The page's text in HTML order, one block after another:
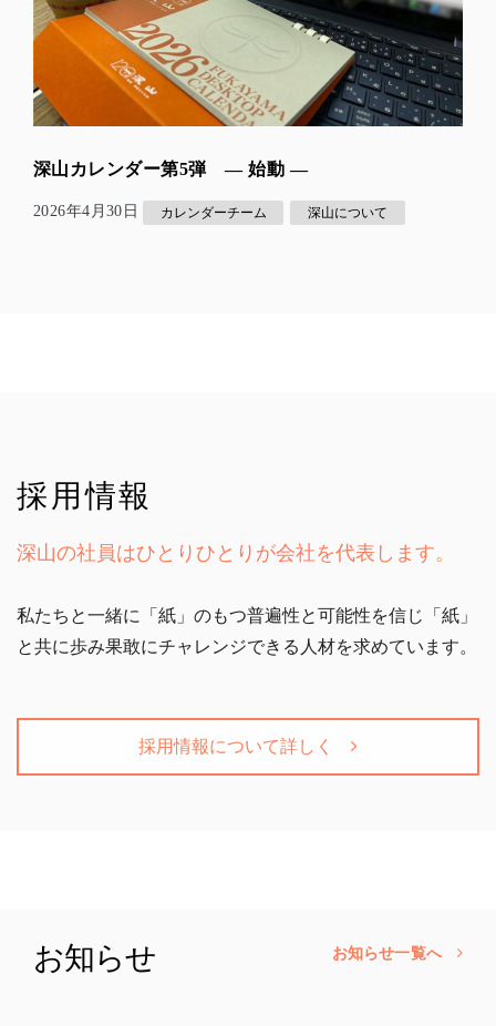
深山カレンダー第5弾 — 始動 ―
2026年4月30日 カレンダーチーム 深山について
採用情報
深山の社員はひとりひとりが会社を代表します。
私たちと一緒に「紙」のもつ普遍性と可能性を信じ「紙」
と共に歩み果敢にチャレンジできる人材を求めています。
採用情報について詳しく
お知らせ お知らせ一覧へ